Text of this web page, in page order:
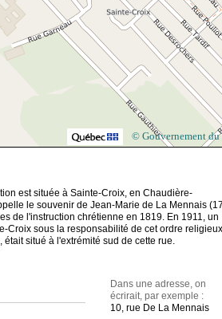
© Gouvernement du
est située à Sainte-Croix, en Chaudière-
le souvenir de Jean-Marie de La Mennais
de l'instruction chrétienne en 1819. En 1911, un
Croix sous la responsabilité de cet ordre
était situé à l'extrémité sud de cette rue.
Dans une adresse, on
écrirait, par exemple :
10, rue De La Mennais